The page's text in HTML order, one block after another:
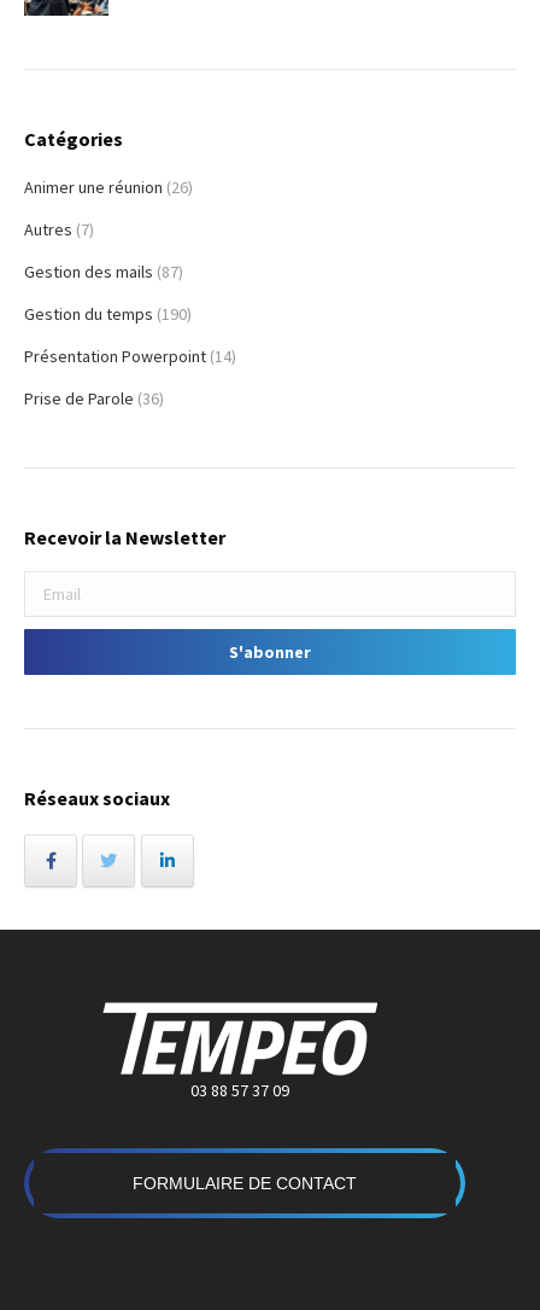
Catégories
Animer une réunion (26)
Autres (7)
Gestion des mails (87)
Gestion du temps (190)
Présentation Powerpoint (14)
Prise de Parole (36)
Recevoir la Newsletter
Réseaux sociaux
03 88 57 37 09
FORMULAIRE DE CONTACT